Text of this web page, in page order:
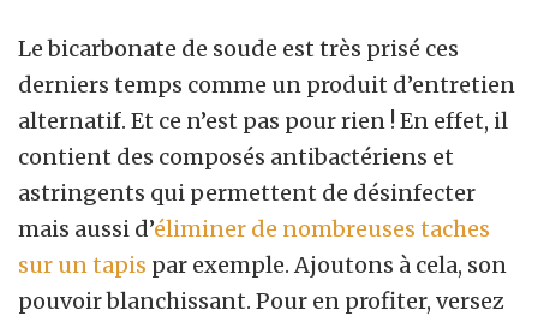
Le bicarbonate de soude est très prisé ces
derniers temps comme un produit d’entretien
alternatif. Et ce n’est pas pour rien ! En effet, il
contient des composés antibactériens et
astringents qui permettent de désinfecter
mais aussi d’éliminer de nombreuses taches
sur un tapis par exemple. Ajoutons à cela, son
pouvoir blanchissant. Pour en profiter, versez